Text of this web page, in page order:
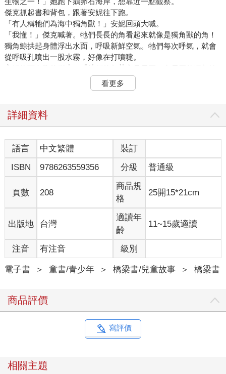
傑克抓起書和背包，跟著安妮往下跑。
「有人稱牠們為海中獨角獸！」安妮回頭大喊。
「我懂！」傑克喊著。牠們長長的角看起來就像是獨角獸的角！
獨角鯨拱起身體浮出水面，呼吸新鮮空氣。牠們每次呼氣，就會
從呼吸孔噴出一股水霧，好像在打噴嚏。
安妮停下奔跑的腳步。「牠們的角其實是長牙。有長牙的獨角鯨
幾乎都是公的。」她氣喘吁吁的說：「而且長牙是超級長的牙
齒，可能長到三公尺那麼長！」
他聽過獨角鯨，但對牠們的了解並不多。
「我們好幸運。」傑克說。
他翻開書，找到有關獨角鯨的章節，大聲讀著：
獨角鯨很神祕，大多生活在黑暗的海裡。
牠們能潛入其他哺乳類動物幾乎無法抵達的深度，而且能在水下
「好奇怪。」傑克說：「大多數的動物在圈養環境中都活得比較
久，因為食物充足，也不怕遭遇掠食者獵捕。」
「我知道。」安妮說：「但如果把獨角鯨抓到水族館飼養，牠們
會活不久。牠們需要自由。」
和大多數鯨類一樣，獨角鯨利用各種叫聲在水下溝通，例如喀喀
聲、口哨聲，還有尖叫聲。
可以傳那麼遠。」
看更多
詳細資料
語言 中文繁體
裝訂
ISBN
9786263559356 分級 普通級
頁數 208
商品規
格
25開15*21cm
出版地 台灣
適讀年
齡
11~15歲適讀
注音 有注音 級別
電子書 ＞ 童書/青少年 ＞ 橋梁書/兒童故事 ＞ 橋梁書
商品評價
寫評價
相關主題